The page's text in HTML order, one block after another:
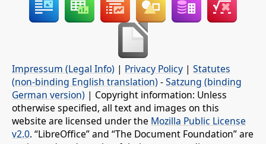
Impressum (Legal Info) | Privacy Policy | Statutes
(non-binding English translation) -Satzung (binding
German version) | Copyright information: Unless
otherwise specified, all text and images on this
website are licensed under the Mozilla Public License
v2.0. “LibreOffice” and “The Document Foundation” are